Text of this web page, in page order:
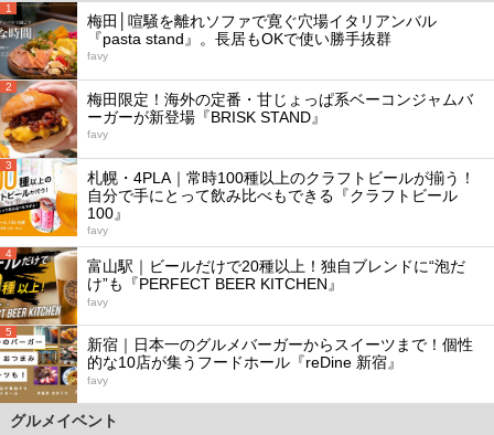
1
梅田│喧騒を離れソファで寛ぐ穴場イタリアンバル
『pasta stand』。長居もOKで使い勝手抜群
favy
2
梅田限定！海外の定番・甘じょっぱ系ベーコンジャムバ
ーガーが新登場『BRISK STAND』
favy
3
札幌・4PLA｜常時100種以上のクラフトビールが揃う！
自分で手にとって飲み比べもできる『クラフトビール
100』
favy
4
富山駅｜ビールだけで20種以上！独自ブレンドに“泡だ
け”も『PERFECT BEER KITCHEN』
favy
5
新宿｜日本一のグルメバーガーからスイーツまで！個性
的な10店が集うフードホール『reDine 新宿』
favy
グルメイベント